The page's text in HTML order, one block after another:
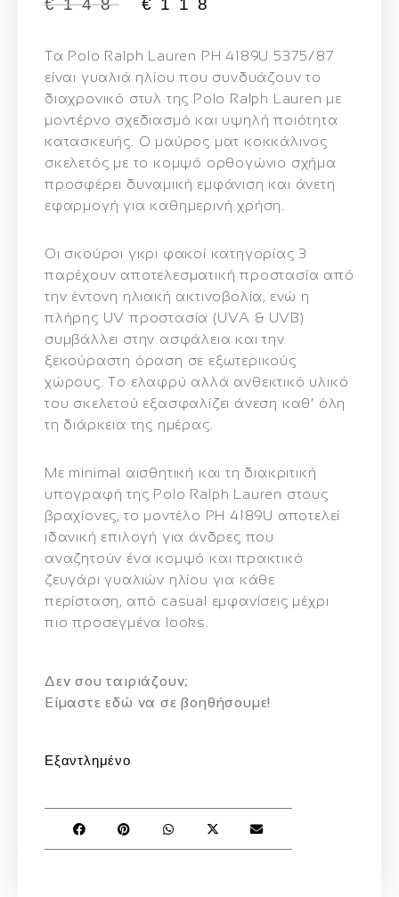
€148 € 118
Τα Polo Ralph Lauren PH 4189U 5375/87
είναι γυαλιά ηλίου που συνδυάζουν το
διαχρονικό στυλ της Polo Ralph Lauren με
μοντέρνο σχεδιασμό και υψηλή ποιότητα
κατασκευής. Ο μαύρος ματ κοκκάλινος
σκελετός με το κομψό ορθογώνιο σχήμα
προσφέρει δυναμική εμφάνιση και άνετη
εφαρμογή για καθημερινή χρήση.
Οι σκούροι γκρι φακοί κατηγορίας 3
παρέχουν αποτελεσματική προστασία από
την έντονη ηλιακή ακτινοβολία, ενώ η
πλήρης UV προστασία (UVA & UVB)
συμβάλλει στην ασφάλεια και την
ξεκούραστη όραση σε εξωτερικούς
χώρους. Το ελαφρύ αλλά ανθεκτικό υλικό
του σκελετού εξασφαλίζει άνεση καθ’ όλη
τη διάρκεια της ημέρας.
Με minimal αισθητική και τη διακριτική
υπογραφή της Polo Ralph Lauren στους
βραχίονες, το μοντέλο PH 4189U αποτελεί
ιδανική επιλογή για άνδρες που
αναζητούν ένα κομψό και πρακτικό
ζευγάρι γυαλιών ηλίου για κάθε
περίσταση, από casual εμφανίσεις μέχρι
πιο προσεγμένα looks.
Δεν σου ταιριάζουν;
Eίμαστε εδώ να σε βοηθήσουμε!
Εξαντλημένο